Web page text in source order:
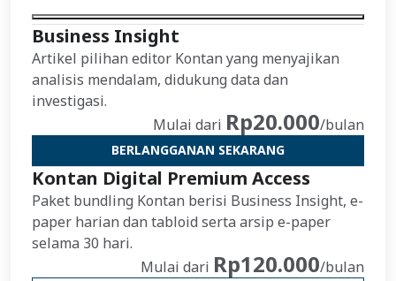
Business Insight
Artikel pilihan editor Kontan yang menyajikan
analisis mendalam, didukung data dan
investigasi.
Mulai dari Rp20.000/bulan
BERLANGGANAN SEKARANG
Kontan Digital Premium Access
Paket bundling Kontan berisi Business Insight, e-
paper harian dan tabloid serta arsip e-paper
selama 30 hari.
Mulai dari Rp120.000/bulan